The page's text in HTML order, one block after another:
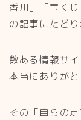
香川」「宝く
の記事にたどり
数ある情報サ
本当にありがと
その「自らの